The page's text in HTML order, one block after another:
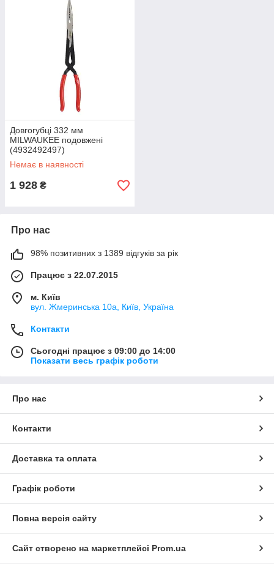
Довгогубці 332 мм
MILWAUKEE подовжені
(4932492497)
Немає в наявності
1 928 ₴
Про нас
98% позитивних з 1389 відгуків за рік
Працює з 22.07.2015
м. Київ
вул. Жмеринська 10а, Київ, Україна
Контакти
Сьогодні працює з 09:00 до 14:00
Показати весь графік роботи
Про нас
Контакти
Доставка та оплата
Графік роботи
Повна версія сайту
Сайт створено на маркетплейсі Prom.ua